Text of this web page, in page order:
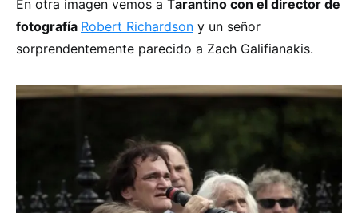
En otra imagen vemos a Tarantino con el director de
fotografía Robert Richardson y un señor
sorprendentemente parecido a Zach Galifianakis.